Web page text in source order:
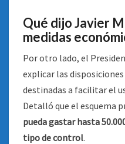
Qué dijo Javier
medidas
Por otro lado, el
explicar las
destinadas a facilitar el
Detalló que el esquema
pueda gastar hasta
tipo de control.